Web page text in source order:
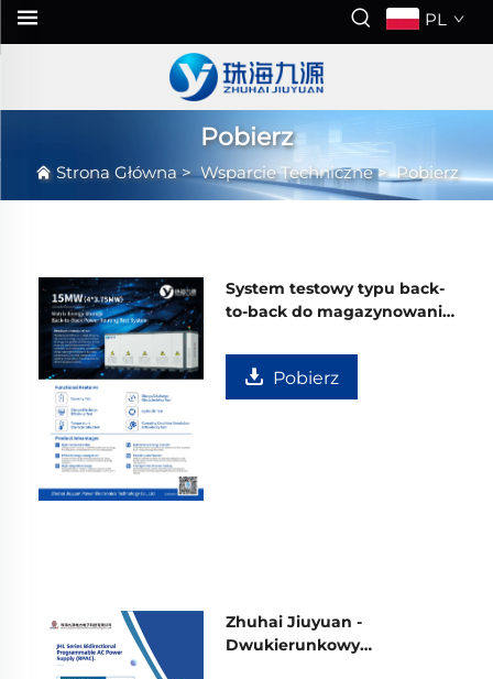
PL
Pobierz
Strona Główna>Wsparcie Techniczne>Pobierz
System testowy typu back-
to-back do magazynowania
Pobierz
Zhuhai Jiuyuan -
Dwukierunkowy